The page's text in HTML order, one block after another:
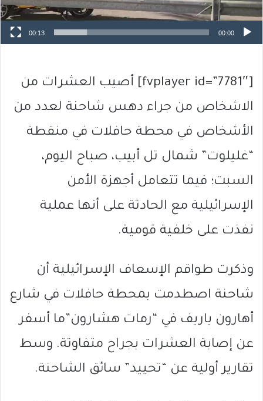
00:00
00:13
[fvplayer id=”7781″] أصيب العشرات من
الاشخاص من جراء دهس شاحنة لعدد من
الأشخاص في محطة حافلات في منقطة
“غليلوت” شمال تل أبيب، صباح اليوم،
السبت؛ فيما تتعامل أجهزة الأمن
الإسرائيلية مع الحادثة على أنها عملية
نفذت على خلفية قومية.
وذكرت طواقم الإسعاف الإسرائيلية أن
شاحنة اصطدمت بمحطة حافلات في شارع
أهارون ياريف في “رمات هشارون”ما أسفر
عن إصابة العشرات بجراح متفاوتة. وسط
تقارير أولية عن “تحييد” سائق الشاحنة.